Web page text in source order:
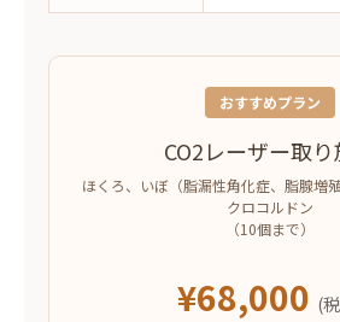
おすすめプラン
CO2レーザー取
ほくろ、いぼ（脂漏性角化症、脂腺増
クロコルドン
（10個まで）
¥68,000 (